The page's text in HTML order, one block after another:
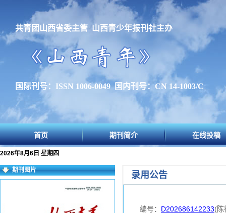
共青团山西省委主管 山西青少年报刊社主办
国际刊号：ISSN 1006-0049 国内刊号：CN 14-1003/C
首页 期刊简介 在线投稿
2026年8月6日 星期四
期刊图片 录用公告
编号： D202686142233(